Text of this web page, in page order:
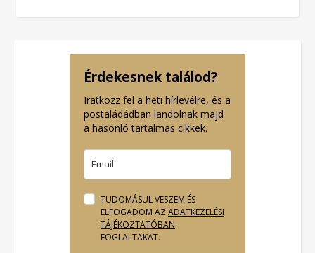
Érdekesnek találod?
Iratkozz fel a heti hírlevélre, és a
postaládádban landolnak majd
a hasonló tartalmas cikkek.
TUDOMÁSUL VESZEM ÉS
ELFOGADOM AZ ADATKEZELÉSI
TÁJÉKOZTATÓBAN
FOGLALTAKAT.